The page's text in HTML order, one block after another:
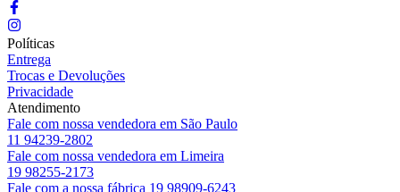
Políticas
Entrega
Trocas e Devoluções
Privacidade
Atendimento
Fale com nossa vendedora em São Paulo
11 94239-2802
Fale com nossa vendedora em Limeira
19 98255-2173
Fale com a nossa fábrica 19 98909-6243